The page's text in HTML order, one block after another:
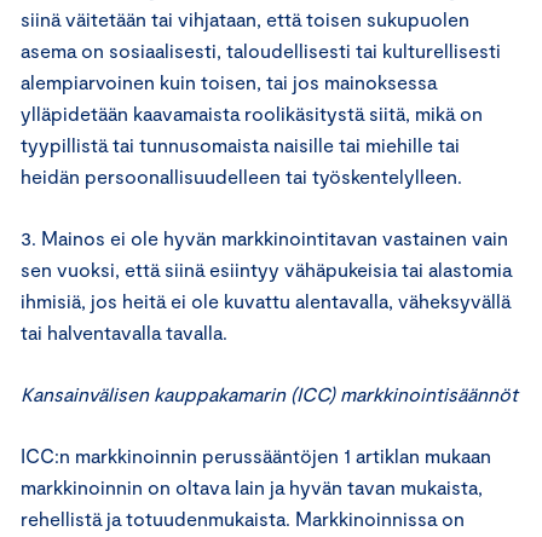
siinä väitetään tai vihjataan, että toisen sukupuolen
asema on sosiaalisesti, taloudellisesti tai kulturellisesti
alempiarvoinen kuin toisen, tai jos mainoksessa
ylläpidetään kaavamaista roolikäsitystä siitä, mikä on
tyypillistä tai tunnusomaista naisille tai miehille tai
heidän persoonallisuudelleen tai työskentelylleen.
3. Mainos ei ole hyvän markkinointitavan vastainen vain
sen vuoksi, että siinä esiintyy vähäpukeisia tai alastomia
ihmisiä, jos heitä ei ole kuvattu alentavalla, väheksyvällä
tai halventavalla tavalla.
Kansainvälisen kauppakamarin (ICC) markkinointisäännöt
ICC:n markkinoinnin perussääntöjen 1 artiklan mukaan
markkinoinnin on oltava lain ja hyvän tavan mukaista,
rehellistä ja totuudenmukaista. Markkinoinnissa on